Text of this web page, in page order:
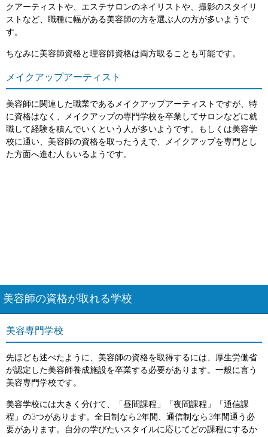
クアーティストや、エステサロンのネイリストや、撮影のスタイリ
ストなど、職種に幅がある美容師の方を選ぶ人の方が多いようで
す。
ちなみに美容師資格と理容師資格は両方取ることも可能です。
メイクアップアーティスト
美容師に関連した職業であるメイクアップアーティストですが、特
に資格はなく、メイクアップの専門学校を卒業してサロンなどに就
職して経験を積んでいくという人が多いようです。もしくは美容学
校に通い、美容師の資格を取ったうえで、メイクアップを専門とし
た方面へ進む人もいるようです。
美容師の資格が取れる学校
美容専門学校
先ほども述べたように、美容師の資格を取得するには、厚生労働省
が認定した美容師養成施設を卒業する必要があります。一般に言う
美容専門学校です。
美容学校には大きく分けて、「昼間課程」「夜間課程」「通信課
程」の3つがあります。全日制なら2年間、通信制なら3年間通う必
要があります。自分の学びたいスタイルに応じてどの課程にするか